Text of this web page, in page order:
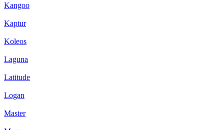
Kangoo
Kaptur
Koleos
Laguna
Latitude
Logan
Master